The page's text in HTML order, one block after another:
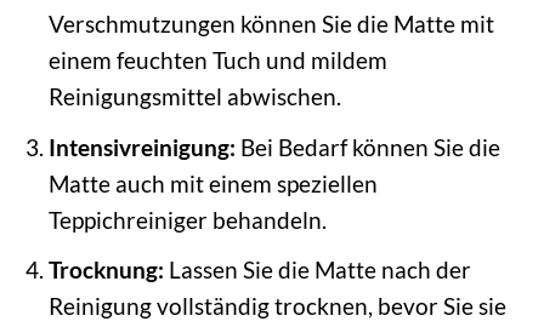
Verschmutzungen können Sie die Matte mit
einem feuchten Tuch und mildem
Reinigungsmittel abwischen.
Intensivreinigung: Bei Bedarf können Sie die
Matte auch mit einem speziellen
Teppichreiniger behandeln.
Trocknung: Lassen Sie die Matte nach der
Reinigung vollständig trocknen, bevor Sie sie